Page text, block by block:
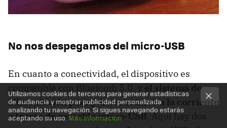
No nos despegamos del micro-USB
En cuanto a conectividad, el dispositivo es
compatible con Bluetooth 5.0, y el sistema de
alimentación pasa por conectarse a la corriente
a través de un cable micro-USB. Aquí hay dos
Utilizamos cookies de terceros para generar estadísticas
de audiencia y mostrar publicidad personalizada
analizando tu navegación. Si sigues navegando estarás
aceptando su uso.Más información